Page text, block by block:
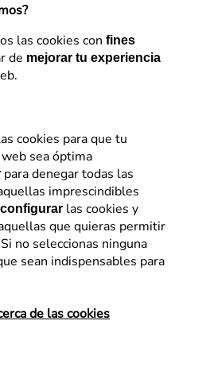
las cookies con fines
de mejorar tu experiencia
cookies para que tu
sea óptima
para denegar todas las
imprescindibles
configurar las cookies y
que quieras permitir
no seleccionas ninguna
sean indispensables para
de las cookies
digital
conversión
fundamentales del